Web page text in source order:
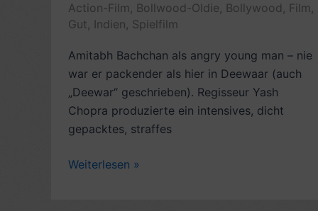
Action-Film , Bollwood-Oldie, Bollywood , Film ,
Gut, Indien, Spielfilm
Amitabh Bachchan als angry young man – nie
war er packender als hier in Deewaar (auch
„Deewar“ geschrieben). Regisseur Yash
Chopra produzierte ein intensives, dicht
gepacktes, straffes
Rezension
Weiterlesen »